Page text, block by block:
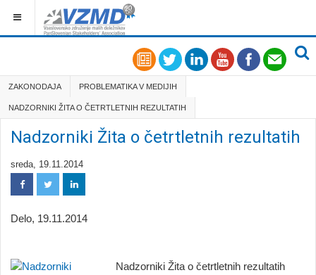
ZAKONODAJA PROBLEMATIKA V MEDIJIH
NADZORNIKI ŽITA O ČETRTLETNIH REZULTATIH
Nadzorniki Žita o četrtletnih rezultatih
sreda, 19.11.2014
Delo, 19.11.2014
Nadzorniki Žita o četrtletnih rezultatih